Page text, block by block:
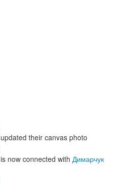
updated their canvas photo
is now connected with Димарчук